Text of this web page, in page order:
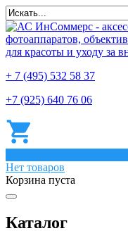
+ 7 (495) 532 58 37
+7 (925) 640 76 06
Нет товаров
Корзина пуста
Каталог